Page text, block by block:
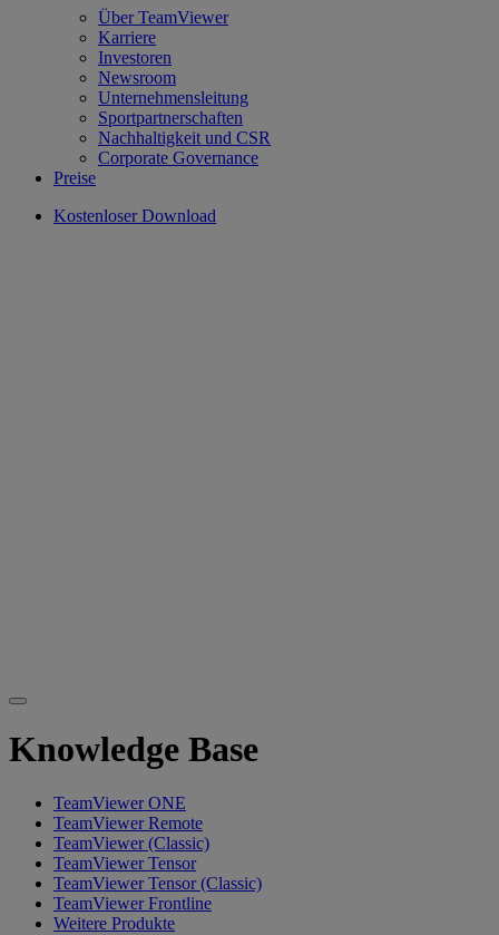
Über TeamViewer
Karriere
Investoren
Newsroom
Unternehmensleitung
Sportpartnerschaften
Nachhaltigkeit und CSR
Corporate Governance
Preise
Kostenloser Download
Knowledge Base
TeamViewer ONE
TeamViewer Remote
TeamViewer (Classic)
TeamViewer Tensor
TeamViewer Tensor (Classic)
TeamViewer Frontline
Weitere Produkte